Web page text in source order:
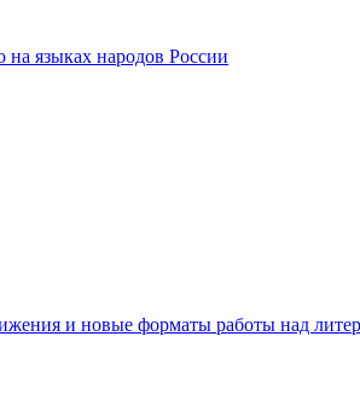
на языках народов России
и новые форматы работы над